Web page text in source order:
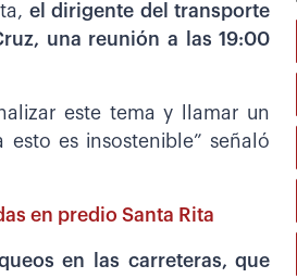
el dirigente del transporte
una reunión a las 19:00
este tema y llamar un
es insostenible” señaló
en predio Santa Rita
en las carreteras, que